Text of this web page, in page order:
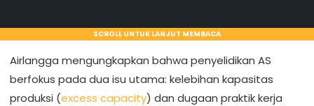
SCROLL UNTUK LANJUT MEMBACA
Airlangga mengungkapkan bahwa penyelidikan AS
berfokus pada dua isu utama: kelebihan kapasitas
produksi (excess capacity) dan dugaan praktik kerja